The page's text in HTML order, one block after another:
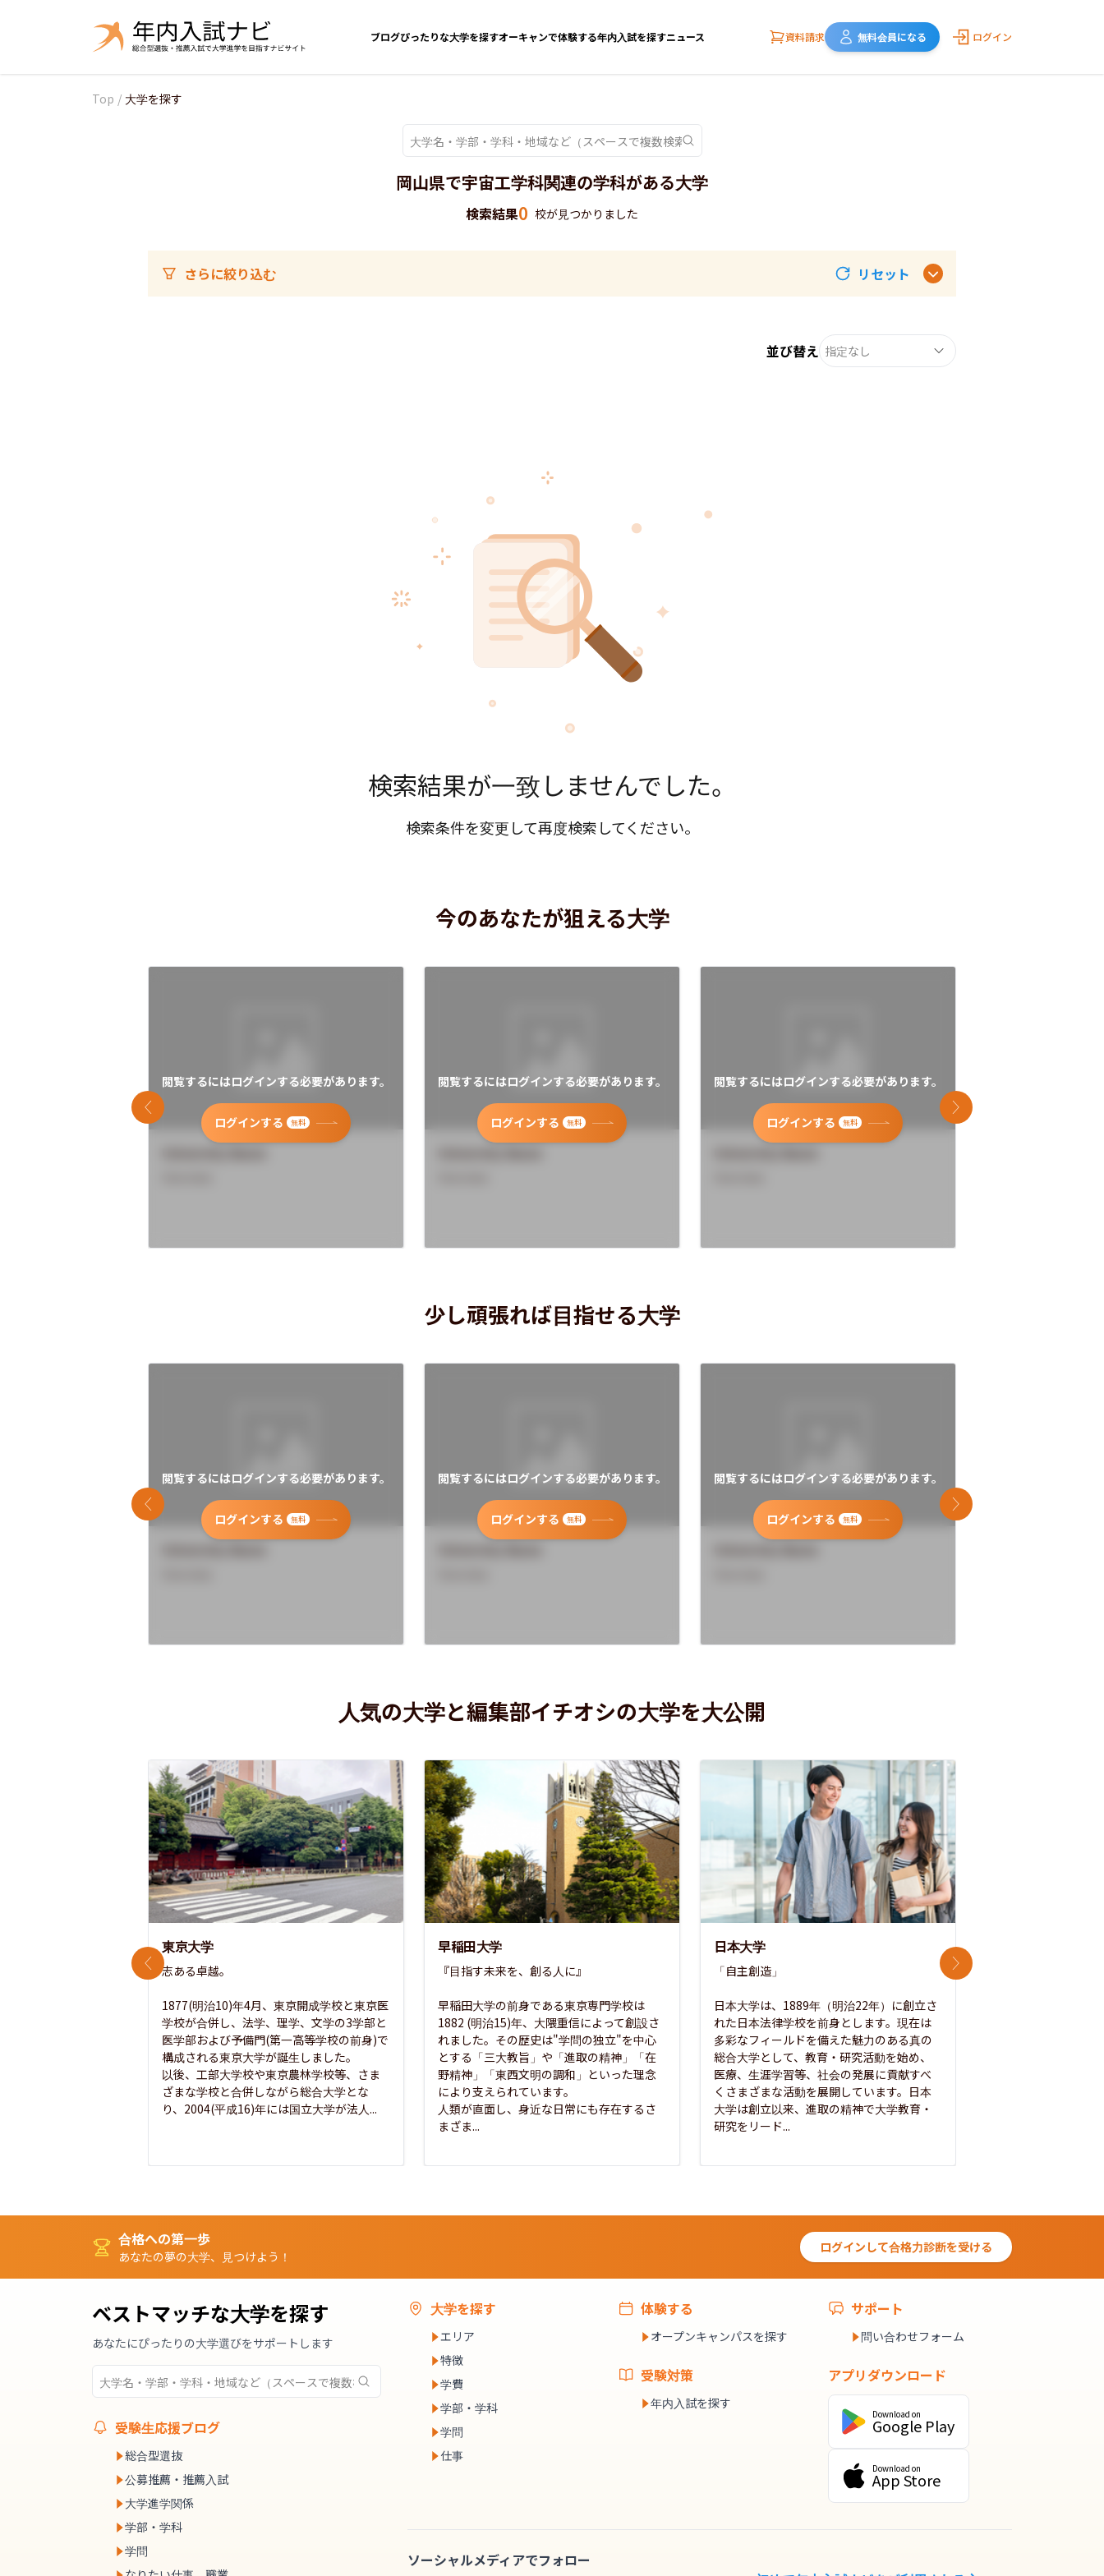
ブログぴったりな大学を探すオーキャンで体験する年内入試を探すニュース 資料請求 無料会員になる ログイン
Top / 大学を探す
岡山県で宇宙工学科関連の学科がある大学
検索結果0 校が見つかりました
さらに絞り込む リセット
並び替え 指定なし
検索結果が一致しませんでした。
検索条件を変更して再度検索してください。
今のあなたが狙える大学
閲覧するにはログインする必要があります。
ログインする 無料
閲覧するにはログインする必要があります。
ログインする 無料
閲覧するにはログインする必要があります。
ログインする 無料
前のスライド 次のスライド
少し頑張れば目指せる大学
閲覧するにはログインする必要があります。
ログインする 無料
閲覧するにはログインする必要があります。
ログインする 無料
閲覧するにはログインする必要があります。
ログインする 無料
前のスライド 次のスライド
人気の大学と編集部イチオシの大学を大公開
東京大学
志ある卓越。
1877(明治10)年4月、東京開成学校と東京医
学校が合併し、法学、理学、文学の3学部と
医学部および予備門(第一高等学校の前身)で
構成される東京大学が誕生しました。
以後、工部大学校や東京農林学校等、さま
ざまな学校と合併しながら総合大学とな
り、2004(平成16)年には国立大学が法人...
早稲田大学
『目指す未来を、創る人に』
早稲田大学の前身である東京専門学校は
1882 (明治15)年、大隈重信によって創設さ
れました。その歴史は"学問の独立"を中心
とする「三大教旨」や「進取の精神」「在
野精神」「東西文明の調和」といった理念
により支えられています。
人類が直面し、身近な日常にも存在するさ
まざま...
日本大学
「自主創造」
日本大学は、1889年（明治22年）に創立さ
れた日本法律学校を前身とします。現在は
多彩なフィールドを備えた魅力のある真の
総合大学として、教育・研究活動を始め、
医療、生涯学習等、社会の発展に貢献すべ
くさまざまな活動を展開しています。日本
大学は創立以来、進取の精神で大学教育・
研究をリード...
前のスライド 次のスライド
合格への第一歩
あなたの夢の大学、見つけよう！
ログインして合格力診断を受ける
ベストマッチな大学を探す
あなたにぴったりの大学選びをサポートします
受験生応援ブログ
総合型選抜
公募推薦・推薦入試
大学進学関係
学部・学科
学問
大学を探す
エリア
特徴
学費
学部・学科
学問
仕事
体験する
オープンキャンパスを探す
受験対策
年内入試を探す
サポート
問い合わせフォーム
アプリダウンロード
Download on
Google Play
Download on
App Store
ソーシャルメディアでフォロー